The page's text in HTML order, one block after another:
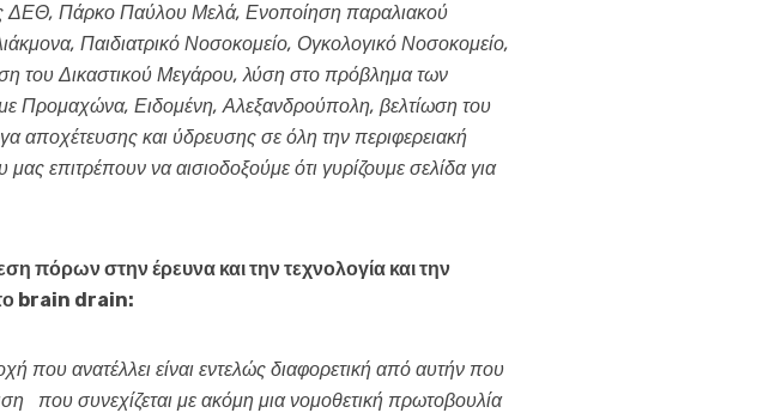
ΔΕΘ, Πάρκο Παύλου Μελά, Ενοποίηση παραλιακού
Παιδιατρικό Νοσοκομείο, Ογκολογικό Νοσοκομείο,
του Δικαστικού Μεγάρου, λύση στο πρόβλημα των
Προμαχώνα, Ειδομένη, Αλεξανδρούπολη, βελτίωση του
αποχέτευσης και ύδρευσης σε όλη την περιφερειακή
επιτρέπουν να αισιοδοξούμε ότι γυρίζουμε σελίδα για
πόρων στην έρευνα και την τεχνολογία και την
brain drain:
ανατέλλει είναι εντελώς διαφορετική από αυτήν που
που συνεχίζεται με ακόμη μια νομοθετική πρωτοβουλία